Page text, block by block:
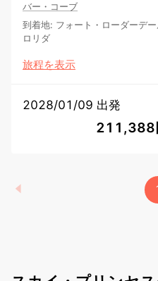
バー・コーブ
到着地: フォート・ローダーデ
ロリダ
旅程を表示
2028/01/09 出発
211,388